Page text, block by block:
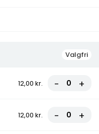
Valgfri
12,00 kr. - +
12,00 kr. - +